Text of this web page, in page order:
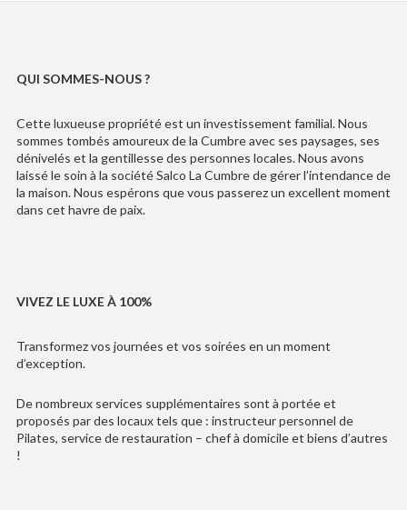
QUI SOMMES-NOUS ?
Cette luxueuse propriété est un investissement familial. Nous
sommes tombés amoureux de la Cumbre avec ses paysages, ses
dénivelés et la gentillesse des personnes locales. Nous avons
laissé le soin à la société Salco La Cumbre de gérer l’intendance de
la maison. Nous espérons que vous passerez un excellent moment
dans cet havre de paix.
VIVEZ LE LUXE À 100%
Transformez vos journées et vos soirées en un moment
d’exception.
De nombreux services supplémentaires sont à portée et
proposés par des locaux tels que : instructeur personnel de
Pilates, service de restauration – chef à domicile et biens d’autres
!